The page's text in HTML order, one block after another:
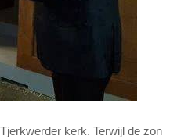
kerk. Terwijl de zon